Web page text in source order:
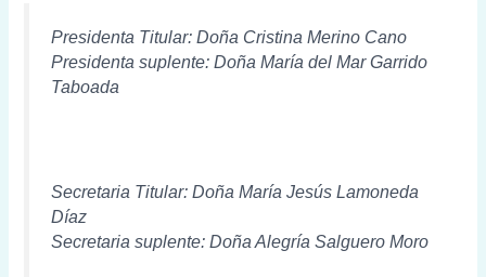
Presidenta Titular: Doña Cristina Merino Cano
Presidenta suplente: Doña María del Mar Garrido
Taboada
Secretaria Titular: Doña María Jesús Lamoneda
Díaz
Secretaria suplente: Doña Alegría Salguero Moro